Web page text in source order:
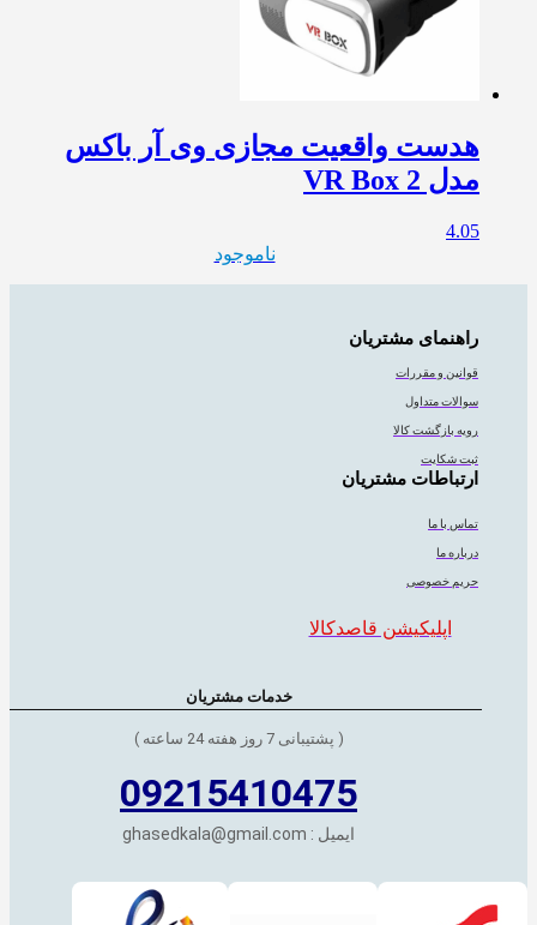
هدست واقعیت مجازی وی آر باکس
مدل VR Box 2
4.05
ناموجود
راهنمای مشتریان
قوانین و مقررات
سوالات متداول
رویه بازگشت کالا
ثبت شکایت
ارتباطات مشتریان
تماس با ما
درباره ما
حریم خصوصی
اپلیکیشن قاصدکالا
خدمات مشتریان
( پشتیبانی 7 روز هفته 24 ساعته )
09215410475
ایمیل : ghasedkala@gmail.com